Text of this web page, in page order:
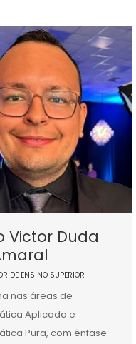
Victor Duda
DE ENSINO SUPERIOR
nas áreas de
Aplicada e
Pura, com ênfase